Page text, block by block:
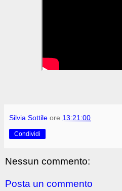
Silvia Sottile ore 13:21:00
Condividi
Nessun commento:
Posta un commento